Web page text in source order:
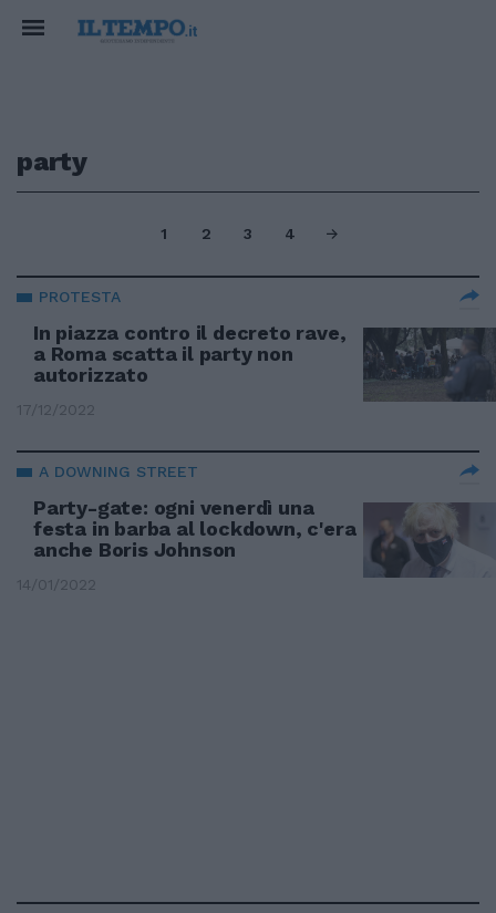
party
1 2 3 4
PROTESTA
In piazza contro il decreto rave,
a Roma scatta il party non
autorizzato
17/12/2022
A DOWNING STREET
Party-gate: ogni venerdì una
festa in barba al lockdown, c'era
anche Boris Johnson
14/01/2022